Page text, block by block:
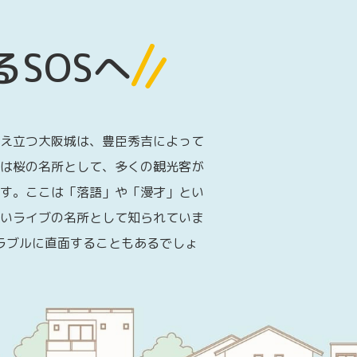
SOSへ
立つ大阪城は、豊臣秀吉によって
桜の名所として、多くの観光客が
。ここは「落語」や「漫才」とい
ライブの名所として知られていま
ルに直面することもあるでしょ